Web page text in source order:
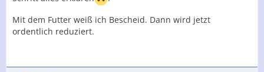
Mit dem Futter weiß ich Bescheid. Dann wird jetzt
ordentlich reduziert.